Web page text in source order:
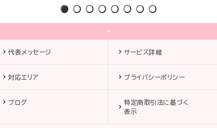
1 2 3 4 5 6 7 8
代表メッセージ サービス詳細
対応エリア プライバシーポリシー
ブログ
特定商取引法に基づく
表示